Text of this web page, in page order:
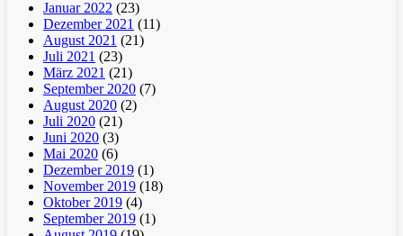
Januar 2022 (23)
Dezember 2021 (11)
August 2021 (21)
Juli 2021 (23)
März 2021 (21)
September 2020 (7)
August 2020 (2)
Juli 2020 (21)
Juni 2020 (3)
Mai 2020 (6)
Dezember 2019 (1)
November 2019 (18)
Oktober 2019 (4)
September 2019 (1)